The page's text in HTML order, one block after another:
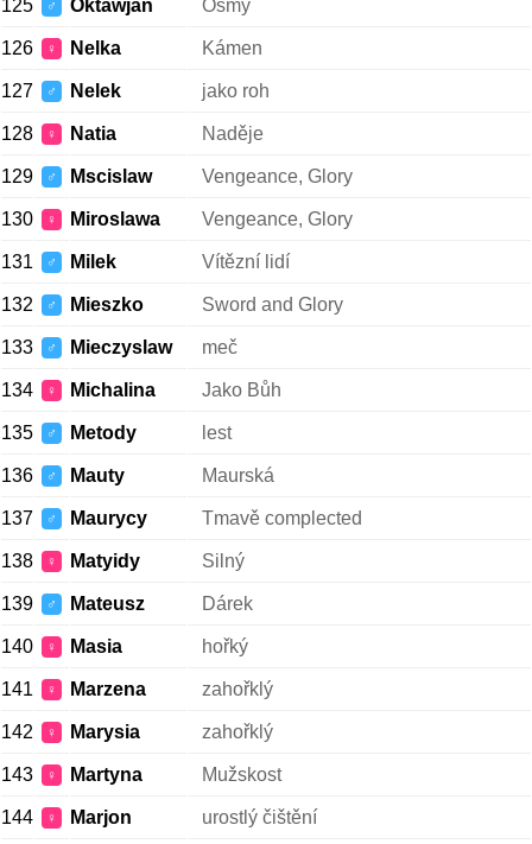
125 ♂ Oktawjan Osmý
126 ♀ Nelka Kámen
127 ♂ Nelek jako roh
128 ♀ Natia Naděje
129 ♂ Mscislaw Vengeance, Glory
130 ♀ Miroslawa Vengeance, Glory
131 ♂ Milek Vítězní lidí
132 ♂ Mieszko Sword and Glory
133 ♂ Mieczyslaw meč
134 ♀ Michalina Jako Bůh
135 ♂ Metody lest
136 ♂ Mauty Maurská
137 ♂ Maurycy Tmavě complected
138 ♀ Matyidy Silný
139 ♂ Mateusz Dárek
140 ♀ Masia hořký
141 ♀ Marzena zahořklý
142 ♀ Marysia zahořklý
143 ♀ Martyna Mužskost
144 ♀ Marjon urostlý čištění